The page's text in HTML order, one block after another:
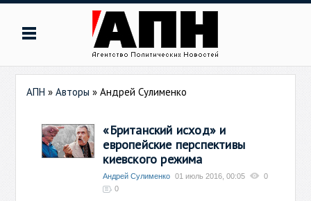
АПН »Авторы »Андрей Сулименко
«Британский исход» и
европейские перспективы
киевского режима
Андрей Сулименко 01 июль 2016, 00:05
0
0